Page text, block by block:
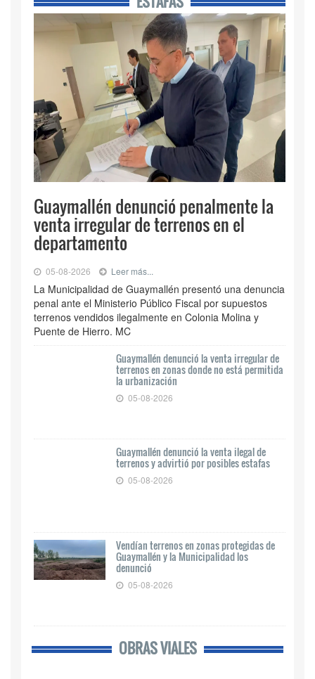
Guaymallén denunció penalmente la
venta irregular de terrenos en el
departamento
05-08-2026 Leer más...
La Municipalidad de Guaymallén presentó una denuncia
penal ante el Ministerio Público Fiscal por supuestos
terrenos vendidos ilegalmente en Colonia Molina y
Puente de Hierro. MC
Guaymallén denunció la venta irregular de
terrenos en zonas donde no está permitida
la urbanización
05-08-2026
Guaymallén denunció la venta ilegal de
terrenos y advirtió por posibles estafas
05-08-2026
Vendían terrenos en zonas protegidas de
Guaymallén y la Municipalidad los
denunció
05-08-2026
OBRAS VIALES